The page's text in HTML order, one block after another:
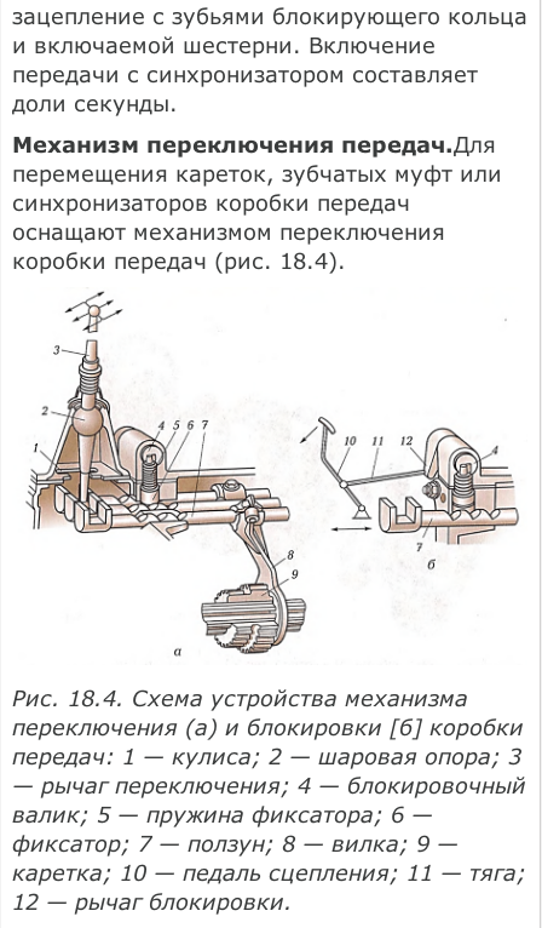
зацепление с зубьями блокирующего кольца
и включаемой шестерни. Включение
передачи с синхронизатором составляет
доли секунды.
Механизм переключения передач.Для
перемещения кареток, зубчатых муфт или
синхронизаторов коробки передач
оснащают механизмом переключения
коробки передач (рис. 18.4).
Рис. 18.4. Схема устройства механизма
переключения (а) и блокировки [б] коробки
передач: 1 — кулиса; 2 — шаровая опора; 3
— рычаг переключения; 4 — блокировочный
валик; 5 — пружина фиксатора; 6 —
фиксатор; 7 — ползун; 8 — вилка; 9 —
каретка; 10 — педаль сцепления; 11 — тяга;
12 — рычаг блокировки.